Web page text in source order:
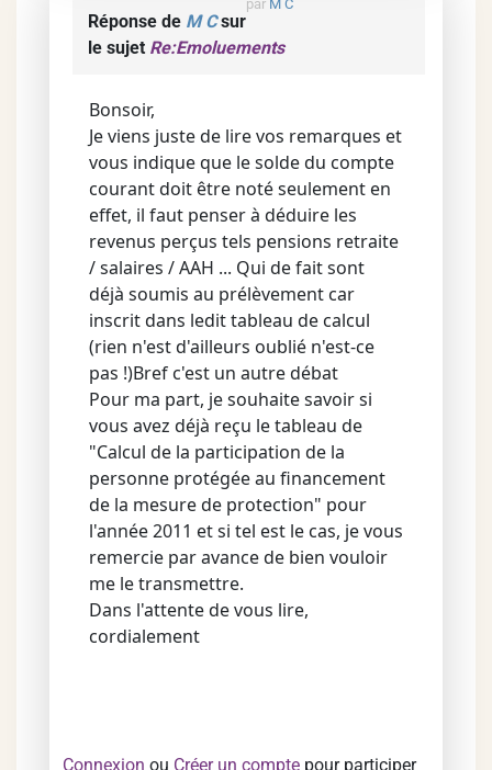
par M C
Réponse de M Csur
le sujet Re:Emoluements
Bonsoir,
Je viens juste de lire vos remarques et
vous indique que le solde du compte
courant doit être noté seulement en
effet, il faut penser à déduire les
revenus perçus tels pensions retraite
/ salaires / AAH ... Qui de fait sont
déjà soumis au prélèvement car
inscrit dans ledit tableau de calcul
(rien n'est d'ailleurs oublié n'est-ce
pas !)Bref c'est un autre débat
Pour ma part, je souhaite savoir si
vous avez déjà reçu le tableau de
"Calcul de la participation de la
personne protégée au financement
de la mesure de protection" pour
l'année 2011 et si tel est le cas, je vous
remercie par avance de bien vouloir
me le transmettre.
Dans l'attente de vous lire,
cordialement
Connexion ou Créer un compte pour participer